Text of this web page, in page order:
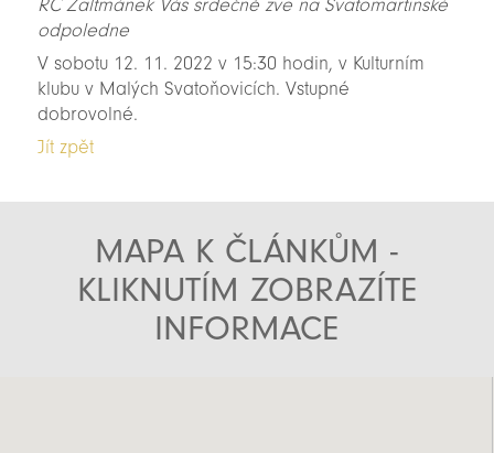
RC Žaltmánek Vás srdečně zve na Svatomartinské
odpoledne
V sobotu 12. 11. 2022 v 15:30 hodin, v Kulturním
klubu v Malých Svatoňovicích. Vstupné
dobrovolné.
Jít zpět
MAPA K ČLÁNKŮM -
KLIKNUTÍM ZOBRAZÍTE
INFORMACE